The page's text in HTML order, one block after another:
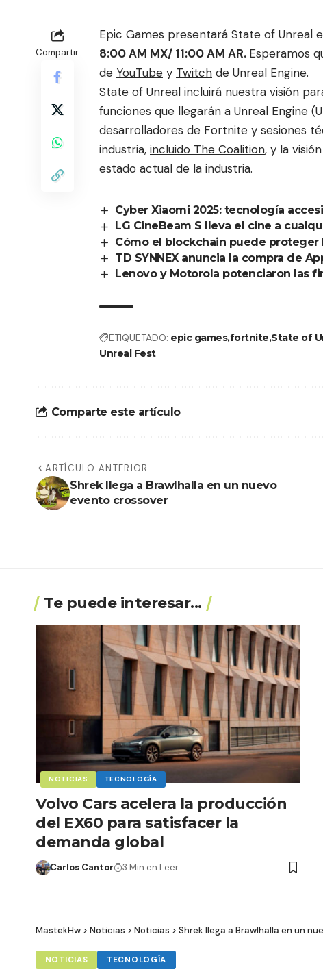
Compartir
Epic Games presentará State of Unreal
8:00 AM MX/ 11:00 AM AR. Esperamos
de YouTube y Twitch de Unreal Engine.
State of Unreal incluirá nuestra visión
funciones que llegarán a Unreal Engine
desarrolladores de Fortnite y sesiones
industria, incluido The Coalition, y la
estado actual de la industria.
Cyber Xiaomi 2025: tecnología
LG CineBeam S lleva el cine a
Cómo el blockchain puede
TD SYNNEX anuncia la compra de
Lenovo y Motorola potenciaron las
ETIQUETADO: epic gamesfortnite State of
Unreal Fest
Comparte este artículo
ARTÍCULO ANTERIOR
Shrek llega a Brawlhalla en un nuevo
evento crossover
Te puede interesar...
NOTICIAS TECNOLOGÍA
Volvo Cars acelera la producción
del EX60 para satisfacer la
demanda global
Carlos Cantor 3 Min en Leer
MastekHw > Noticias > Noticias > Shrek llega a Brawlhalla en un
NOTICIAS TECNOLOGÍA